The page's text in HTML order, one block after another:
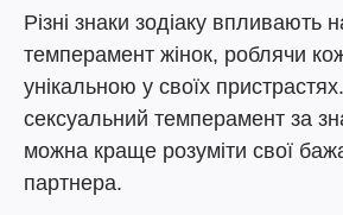
Різні знаки зодіаку впливають
темперамент жінок, роблячи
унікальною у своїх
сексуальний темперамент за
можна краще розуміти свої
партнера.